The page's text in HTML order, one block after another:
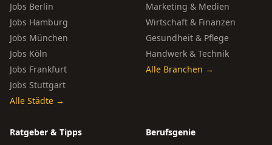
Jobs Berlin
Jobs Hamburg
Jobs München
Jobs Köln
Jobs Frankfurt
Jobs Stuttgart
Alle Städte →
Marketing & Medien
Wirtschaft & Finanzen
Gesundheit & Pflege
Handwerk & Technik
Alle Branchen →
Ratgeber & Tipps
Berufsgenie